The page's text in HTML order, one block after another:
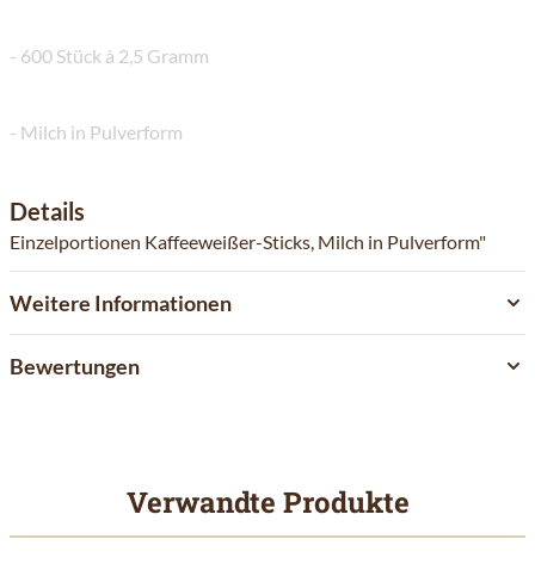
- 600 Stück à 2,5 Gramm
- Milch in Pulverform
Details
Einzelportionen Kaffeeweißer-Sticks, Milch in Pulverform"
Weitere Informationen
Bewertungen
Verwandte Produkte